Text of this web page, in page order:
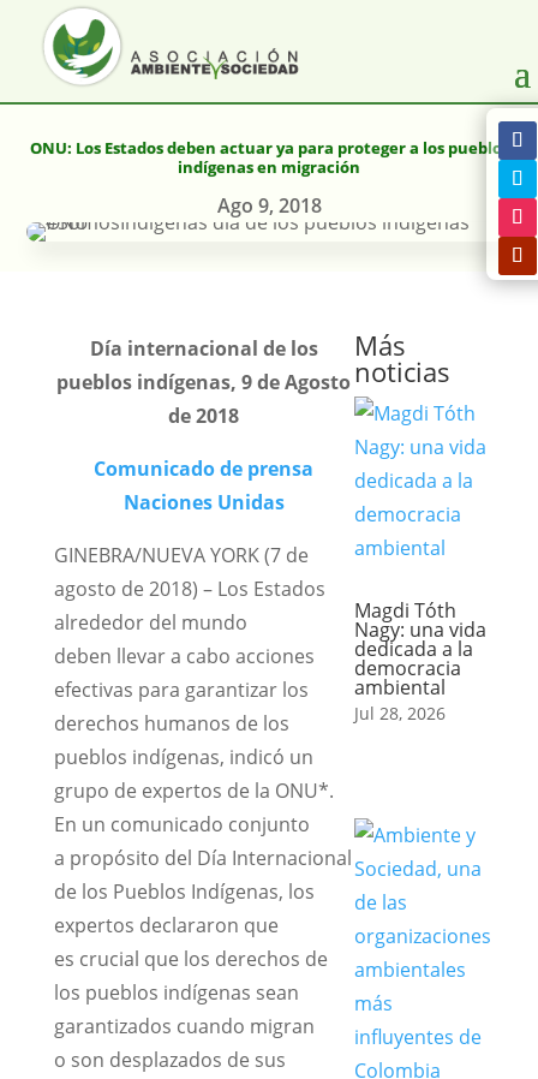
ONU: Los Estados deben actuar ya para proteger a los pueblos
indígenas en migración
Ago 9, 2018
Día internacional de los
pueblos indígenas, 9 de Agosto
de 2018
Comunicado de prensa
Naciones Unidas
GINEBRA/NUEVA YORK (7 de
agosto de 2018) – Los Estados
alrededor del mundo
deben llevar a cabo acciones
efectivas para garantizar los
derechos humanos de los
pueblos indígenas, indicó un
grupo de expertos de la ONU*.
En un comunicado conjunto
a propósito del Día Internacional
de los Pueblos Indígenas, los
expertos declararon que
es crucial que los derechos de
los pueblos indígenas sean
garantizados cuando migran
o son desplazados de sus
Más
noticias
Magdi Tóth
Nagy: una vida
dedicada a la
democracia
ambiental
Jul 28, 2026